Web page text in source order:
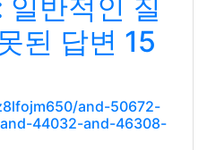
일반적인 질
된 답변 15
and-50672-
44032-and-46308-